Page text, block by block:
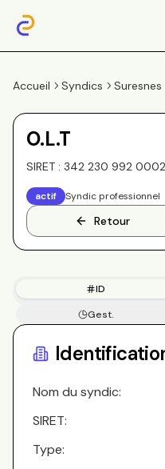
Accueil Syndics Suresnes
O.L.T
SIRET : 342 230 992
actif Syndic professionnel
Retour
ID
Gest.
Nom du syndic:
SIRET:
Type: